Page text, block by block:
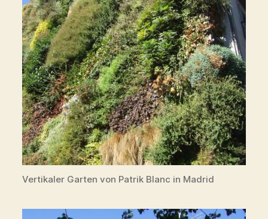
Vertikaler Garten von Patrik Blanc in Madrid